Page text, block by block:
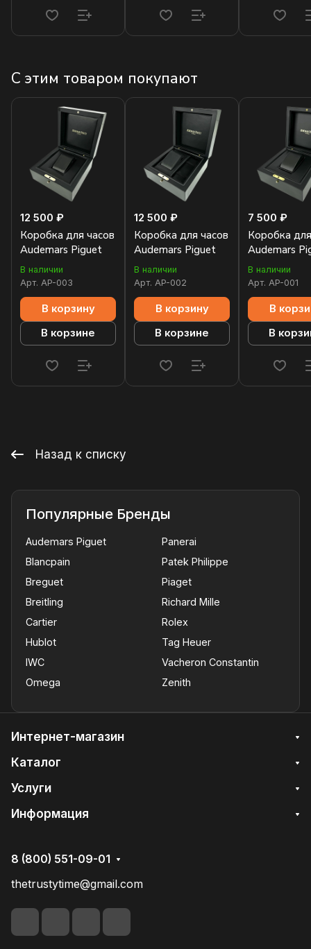
С этим товаром покупают
12 500 ₽
Коробка для часов
Audemars Piguet
В наличии
Арт. AP-003
В корзину
В корзине
12 500 ₽
Коробка для часов
Audemars Piguet
В наличии
Арт. AP-002
В корзину
В корзине
7 500 ₽
Коробка
Audemars
В наличии
Арт. AP-001
В
В
Назад к списку
Популярные Бренды
Audemars Piguet
Blancpain
Breguet
Breitling
Cartier
Hublot
IWC
Omega
Panerai
Patek Philippe
Piaget
Richard Mille
Rolex
Tag Heuer
Vacheron Constantin
Zenith
Интернет-магазин
Каталог
Услуги
Информация
8 (800) 551-09-01
thetrustytime@gmail.com